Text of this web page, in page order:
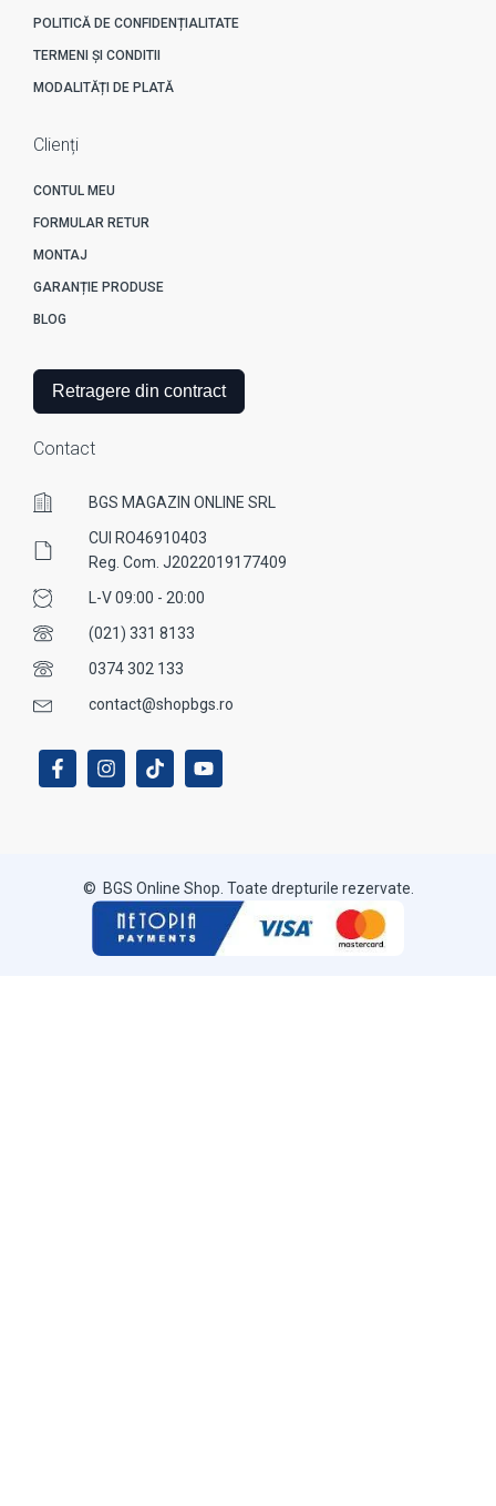
POLITICĂ DE CONFIDENȚIALITATE
TERMENI ȘI CONDITII
MODALITĂȚI DE PLATĂ
Clienți
CONTUL MEU
FORMULAR RETUR
MONTAJ
GARANȚIE PRODUSE
BLOG
Retragere din contract
Contact
BGS MAGAZIN ONLINE SRL
CUI RO46910403
Reg. Com. J2022019177409
L-V 09:00 - 20:00
(021) 331 8133
0374 302 133
contact@shopbgs.ro
© BGS Online Shop. Toate drepturile rezervate.